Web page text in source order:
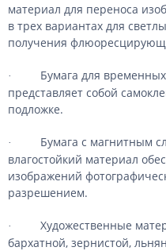
материал для переноса
в трех вариантах для
получения
·
Бумага для
представляет собой
подложке.
·
Бумага с магнитным
влагостойкий материал
изображений
разрешением.
·
Художественные
бархатной, зернистой,